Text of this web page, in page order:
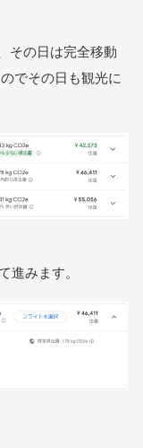
その日は完全移動
でその日も観光に
進みます。